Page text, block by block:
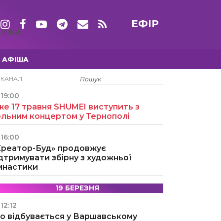
ЕФІР
АФІША
15 ТРАВНЯ
19:00
17 травня SHUMEI виступить з
концертом у Тернополі
16:00
Буд» продовжує
збірну з художньої
19 БЕРЕЗНЯ
12:12
відбувається у Варшавському